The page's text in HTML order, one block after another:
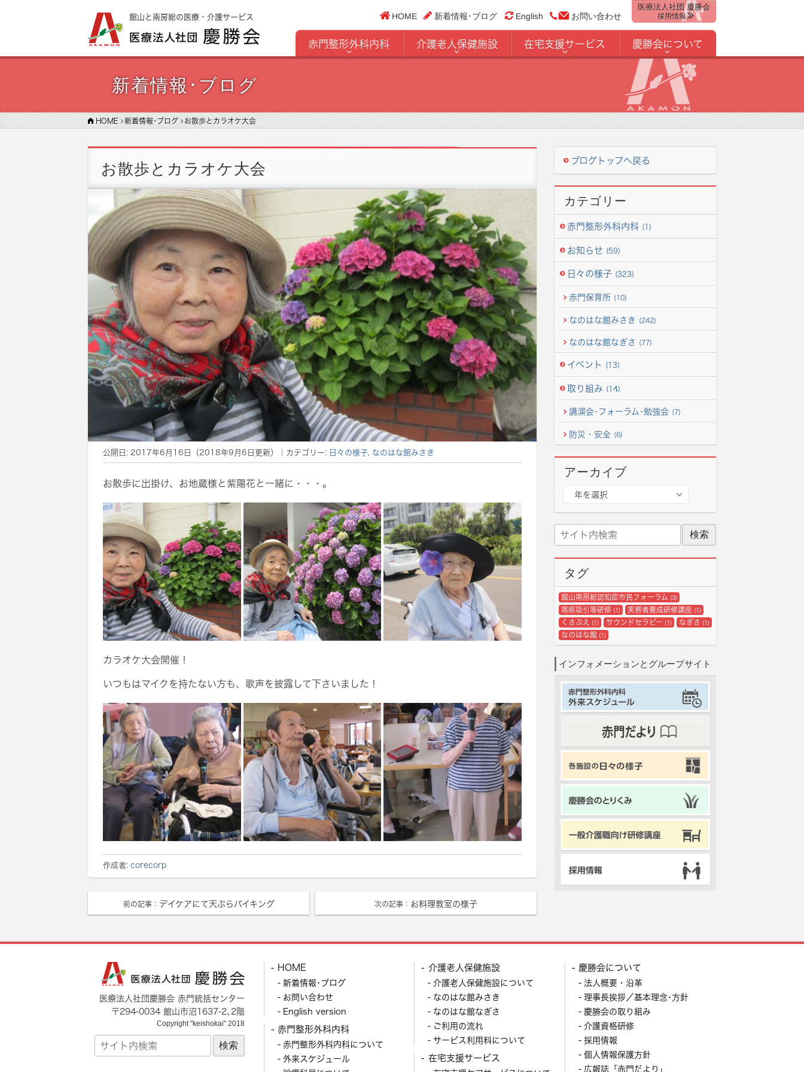
館山と南房総の医療・介護サービス HOME 新着情報･ブログ English お問い合わせ
医療法人社団 慶勝会
採用情報
赤門整形外科内科 介護老人保健施設 在宅支援サービス 慶勝会について
新着情報･ブログ
HOME 新着情報･ブログ お散歩とカラオケ大会
お散歩とカラオケ大会
公開日: 2017年6月16日 （2018年9月6日更新） ｜カテゴリー: 日々の様子, なのはな館みさき
お散歩に出掛け、お地蔵様と紫陽花と一緒に・・・。
カラオケ大会開催！
いつもはマイクを持たない方も、歌声を披露して下さいました！
作成者: corecorp
前の記事： デイケアにて天ぷらバイキング 次の記事： お料理教室の様子
ブログトップへ戻る
カテゴリー
赤門整形外科内科 (1)
お知らせ (59)
日々の様子 (323)
赤門保育所 (10)
なのはな館みさき (242)
なのはな館なぎさ (77)
イベント (13)
取り組み (14)
講演会･フォーラム･勉強会 (7)
防災・安全 (6)
アーカイブ
ブ
年を選択
イ
ト
タグ
館山南房総認知症市民フォーラム (3)
喀痰吸引等研修(1) 実務者養成研修講座 (1)
くさぶえ (1) サウンドセラピー (1) なぎさ (1)
なのはな館(1)
インフォメーションとグループサイト
HOME
新着情報･ブログ
お問い合わせ
English version
赤門整形外科内科
赤門整形外科内科について
外来スケジュール
介護老人保健施設
介護老人保健施設について
なのはな館みさき
なのはな館なぎさ
ご利用の流れ
サービス利用料について
在宅支援サービス
慶勝会について
法人概要・沿革
理事長挨拶／基本理念･方針
慶勝会の取り組み
介護資格研修
採用情報
個人情報保護方針
広報誌「赤門だより」
医療法人社団慶勝会 赤門統括センター
〒294-0034 館山市沼1637-2､2階
Copyright "keishokai" 2018
サ
ト